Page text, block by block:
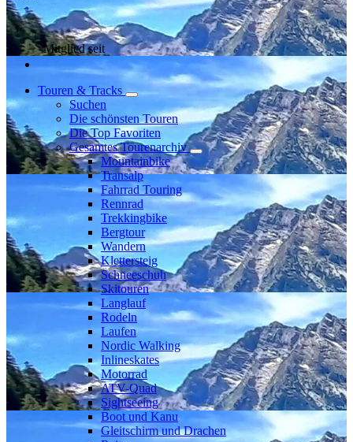
Mitglied seit
Touren & Tracks
Suchen
Die schönsten Touren
Die Top Favoriten
Gesamtes Tourenarchiv
Mountainbike
Transalp
Fahrrad Touring
Rennrad
Trekkingbike
Bergtour
Wandern
Klettersteig
Schneeschuh
Skitouren
Langlauf
Rodeln
Laufen
Nordic Walking
Inlineskates
Motorrad
ATV-Quad
Sightseeing
Boot und Kanu
Gleitschirm und Drachen